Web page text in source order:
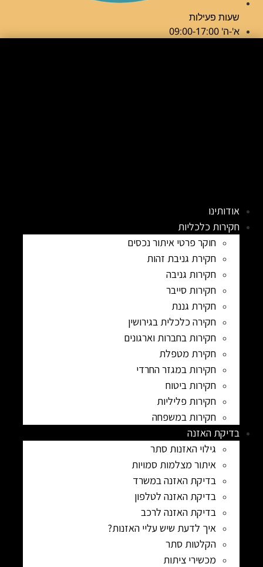
שעות פעילות
א'-ה' 09:00-17:00
אודותינו
חקירות כלכליות
חוקר פרטי איתור נכסים
חקירת גניבת זהות
חקירות גניבה
חקירות סייבר
חקירת גננת
חקירה כלכלית בגירושין
חקירות בחברות וארגונים
חקירת מטפלת
חקירות במגזר החרדי
חקירות ביטוח
חקירות פליליות
חקירות במשפחה
בדיקת האזנה
גילוי האזנות סתר
איתור מצלמות סמויות
בדיקת האזנה במשרד
בדיקת האזנה לטלפון
בדיקת האזנה לרכב
איך לדעת שיש עליי האזנות?
הקלטות סתר
מכשירי ציתות